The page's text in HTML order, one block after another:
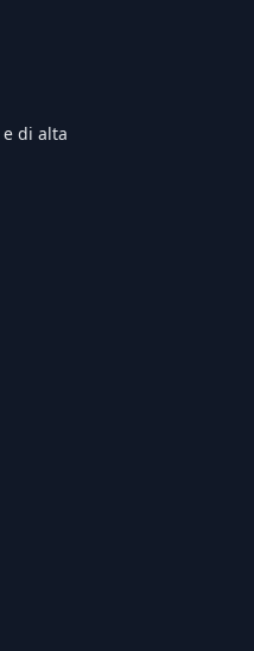
di alta